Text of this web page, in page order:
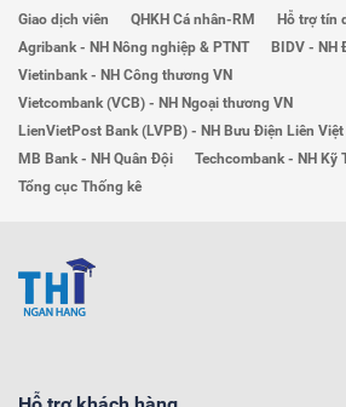
Giao dịch viên QHKH Cá nhân-RM Hỗ trợ tín
Agribank - NH Nông nghiệp & PTNT
BIDV - NH
Vietinbank - NH Công thương VN
Vietcombank (VCB) - NH Ngoại thương VN
LienVietPost Bank (LVPB) - NH Bưu Điện Liên Việt
MB Bank - NH Quân Đội
Techcombank - NH Kỹ
Tổng cục Thống kê